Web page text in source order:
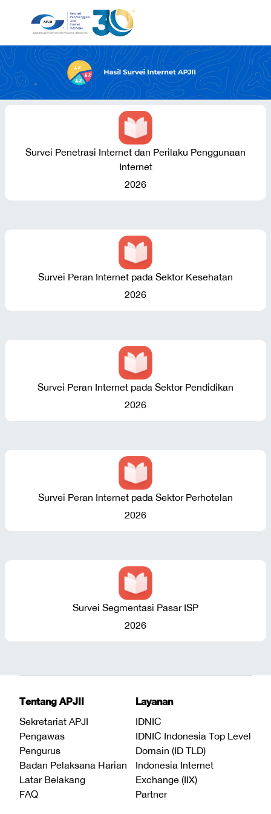
Survei Penetrasi Internet dan Perilaku Penggunaan
Internet
2026
Survei Peran Internet pada Sektor Kesehatan
2026
Survei Peran Internet pada Sektor Pendidikan
2026
Survei Peran Internet pada Sektor Perhotelan
2026
Survei Segmentasi Pasar ISP
2026
Tentang APJII
Sekretariat APJI
Pengawas
Pengurus
Badan Pelaksana Harian
Latar Belakang
FAQ
Layanan
IDNIC
IDNIC Indonesia Top Level
Domain (ID TLD)
Indonesia Internet
Exchange (IIX)
Partner